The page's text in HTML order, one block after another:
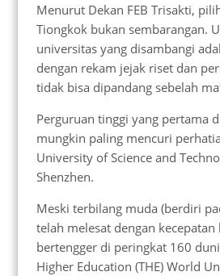
Menurut Dekan FEB Trisakti,
Tiongkok bukan sembarangan.
universitas yang disambangi
dengan rekam jejak riset dan
tidak bisa dipandang sebelah
Perguruan tinggi yang pertama
mungkin paling mencuri
University of Science and
Shenzhen.
Meski terbilang muda (berdiri
telah melesat dengan kecepatan
bertengger di peringkat 160
Higher Education (THE) World